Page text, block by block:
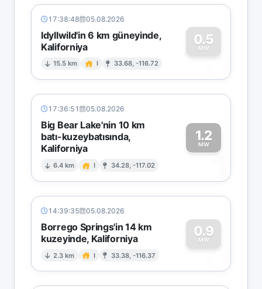
17:38:48 05.08.2026
Idyllwild'in 6 km güneyinde,
Kaliforniya
15.5 km I 33.68, -116.72
0.5
MW
0
17:36:51 05.08.2026
Big Bear Lake'nin 10 km
batı-kuzeybatısında,
Kaliforniya
6.4 km I 34.28, -117.02
1.2
MW
1
14:39:35 05.08.2026
Borrego Springs'in 14 km
kuzeyinde, Kaliforniya
2.3 km I 33.38, -116.37
0.9
MW
0